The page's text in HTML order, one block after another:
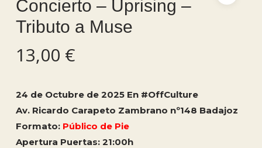
Concierto – Uprising –
Tributo a Muse
13,00 €
24 de Octubre de 2025 En #OffCulture
Av. Ricardo Carapeto Zambrano nº148 Badajoz
Formato:Público de Pie
Apertura Puertas: 21:00h